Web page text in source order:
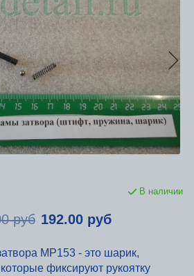
В наличии
руб 192.00 руб
МР153 - это шарик,
фиксируют рукоятку